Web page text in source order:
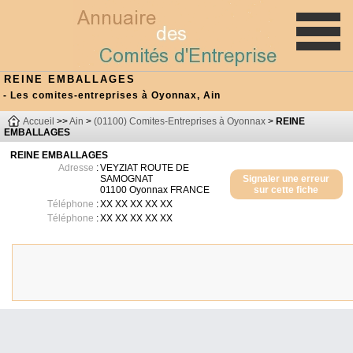
REINE EMBALLAGES
- Les comites-entreprises à Oyonnax, Ain
Accueil >>Ain > (01100) Comites-Entreprises à Oyonnax > REINE
EMBALLAGES
REINE EMBALLAGES
Signaler une erreur
sur cette fiche
Adresse :VEYZIAT ROUTE DE
SAMOGNAT
01100 Oyonnax FRANCE
Téléphone :XX XX XX XX XX
Téléphone :XX XX XX XX XX